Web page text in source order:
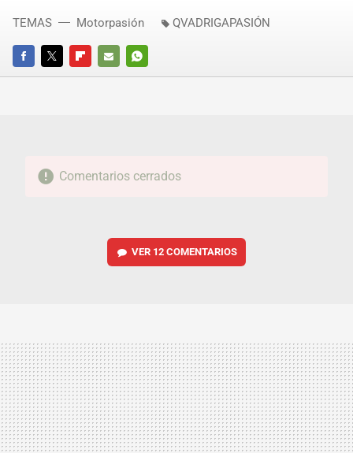
FACEBOOKTWITTERFLIPBOARD
E-
WHATSAPP
TEMAS Motorpasión QVADRIGAPASIÓN
Comentarios cerrados
VER 12 COMENTARIOS